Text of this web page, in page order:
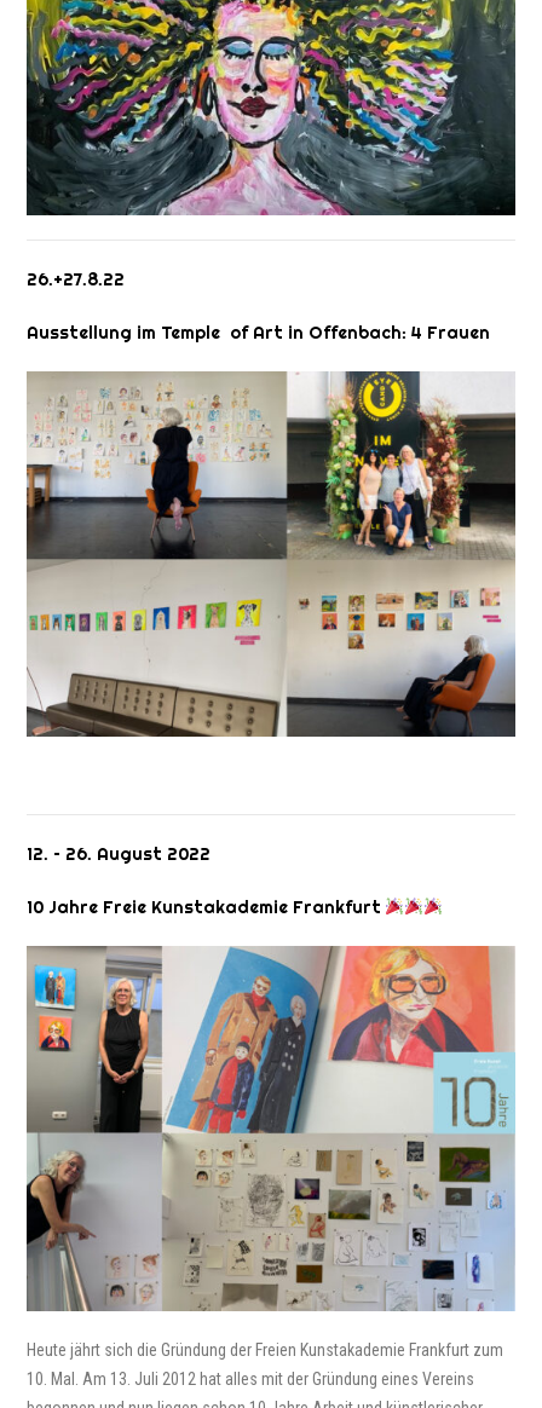
26.+27.8.22
Ausstellung im Temple of Art in Offenbach: 4 Frauen
12. – 26. August 2022
10 Jahre Freie Kunstakademie Frankfurt
Heute jährt sich die Gründung der Freien Kunstakademie Frankfurt zum
10. Mal. Am 13. Juli 2012 hat alles mit der Gründung eines Vereins